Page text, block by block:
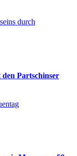
durch
Partschinser